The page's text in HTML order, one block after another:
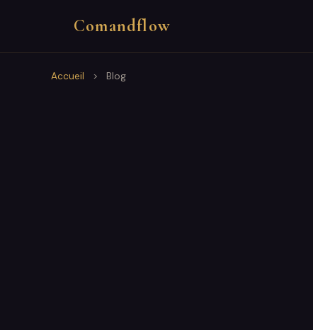
Comandflow
Accueil > Blog